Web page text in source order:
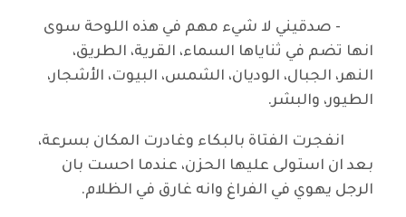
- صدقيني لا شيء مهم في هذه اللوحة سوى
انها تضم في ثناياها السماء، القرية، الطريق،
النهر، الجبال، الوديان، الشمس، البيوت، الأشجار،
الطيور، والبشر.
انفجرت الفتاة بالبكاء وغادرت المكان بسرعة،
بعد ان استولى عليها الحزن، عندما احست بان
الرجل يهوي في الفراغ وانه غارق في الظلام.